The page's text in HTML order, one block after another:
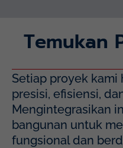
Temukan
Setiap proyek kami
presisi, efisiensi,
Mengintegrasikan
bangunan untuk
fungsional dan